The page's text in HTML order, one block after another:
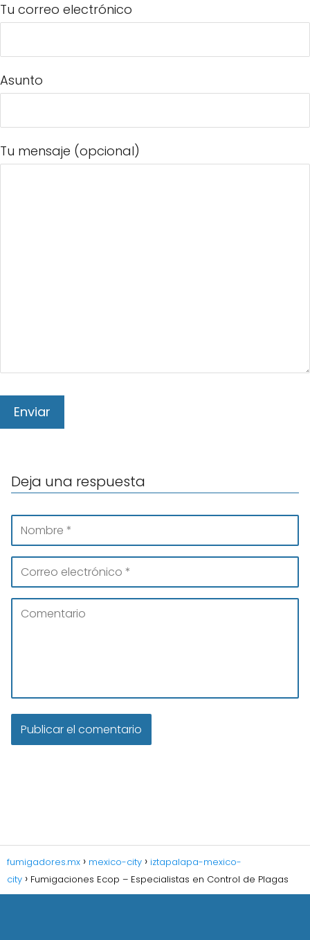
Tu correo electrónico
Asunto
Tu mensaje (opcional)
Deja una respuesta
fumigadores.mx mexico-city
iztapalapa-mexico-
city
Fumigaciones Ecop – Especialistas en Control de Plagas